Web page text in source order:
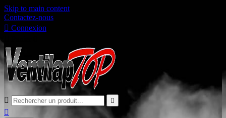
Skip to main content
Contactez-nous
 Connexion
 
